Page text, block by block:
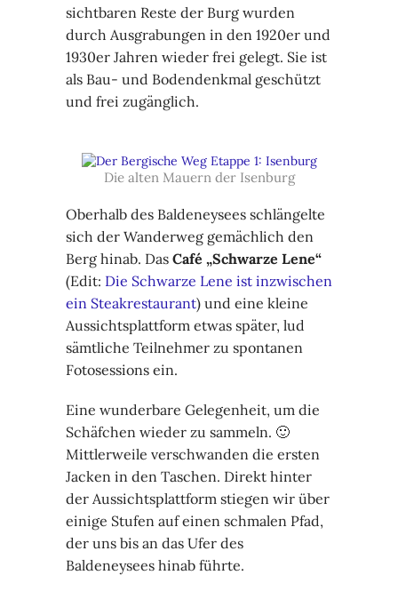
sichtbaren Reste der Burg wurden
durch Ausgrabungen in den 1920er und
1930er Jahren wieder frei gelegt. Sie ist
als Bau- und Bodendenkmal geschützt
und frei zugänglich.
Die alten Mauern der Isenburg
Oberhalb des Baldeneysees schlängelte
sich der Wanderweg gemächlich den
Berg hinab. Das Café „Schwarze Lene“
(Edit: Die Schwarze Lene ist inzwischen
ein Steakrestaurant) und eine kleine
Aussichtsplattform etwas später, lud
sämtliche Teilnehmer zu spontanen
Fotosessions ein.
Eine wunderbare Gelegenheit, um die
Schäfchen wieder zu sammeln. 🙂
Mittlerweile verschwanden die ersten
Jacken in den Taschen. Direkt hinter
der Aussichtsplattform stiegen wir über
einige Stufen auf einen schmalen Pfad,
der uns bis an das Ufer des
Baldeneysees hinab führte.